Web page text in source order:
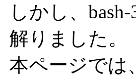
しかし、
解りました。
本ページでは